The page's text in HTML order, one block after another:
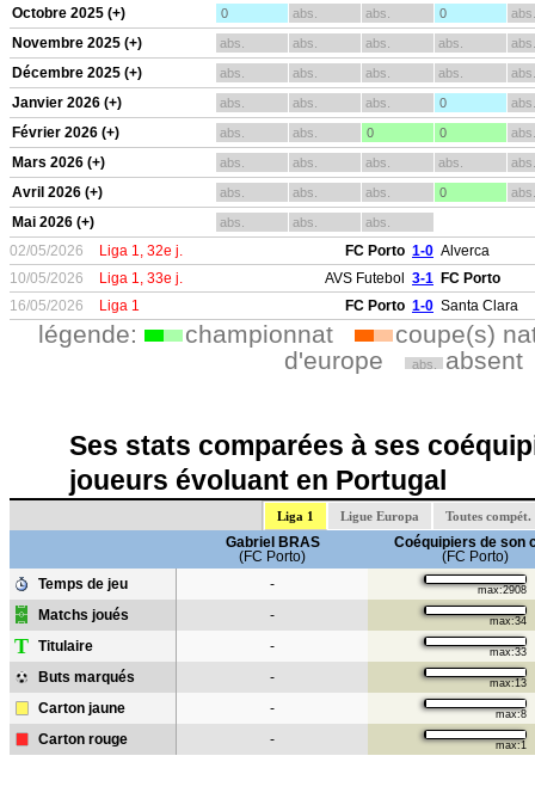
Octobre 2025 (+) 0 abs. abs. 0 abs.
Novembre 2025 (+) abs. abs. abs. abs. abs.
Décembre 2025 (+) abs. abs. abs. abs. abs.
Janvier 2026 (+) abs. abs. abs. 0 abs.
Février 2026 (+) abs. abs. 0 0 abs.
Mars 2026 (+) abs. abs. abs. abs. abs.
Avril 2026 (+) abs. abs. abs. 0 abs.
Mai 2026 (+) abs. abs. abs.
02/05/2026 Liga 1, 32e j. FC Porto 1-0 Alverca
10/05/2026
Liga 1, 33e j. AVS Futebol 3-1 FC Porto
16/05/2026
Liga 1 FC Porto 1-0 Santa Clara
légende: championnat
coupe(s)
d'europe
abs. absent
Ses stats comparées à ses
joueurs évoluant en Portugal
Liga 1 Ligue Europa Toutes compét.
Gabriel BRAS
(FC Porto)
Coéquipiers de son
(FC Porto)
Temps de jeu
- max:2908
Matchs joués - max:34
T Titulaire - max:33
Buts marqués - max:13
Carton jaune - max:8
Carton rouge - max:1